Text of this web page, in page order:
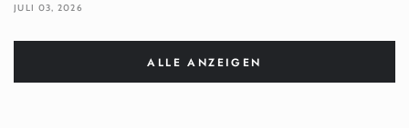
JULI 03, 2026
ALLE ANZEIGEN